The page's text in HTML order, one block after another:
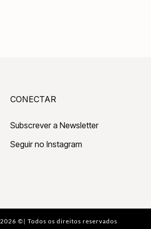
CONECTAR
Subscrever a Newsletter
Seguir no Instagram
2026 ©| Todos os direitos reservados